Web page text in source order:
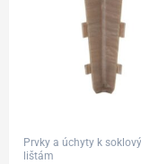
Prvky a úchyty k
lištám